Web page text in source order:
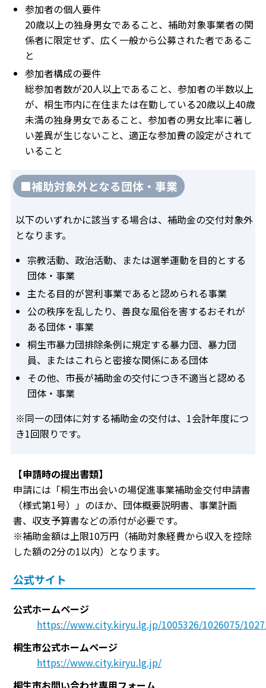
参加者の個人要件
20歳以上の独身男女であること、補助対象事業者の関
係者に限定せず、広く一般から公募された者であるこ
と
参加者構成の要件
総参加者数が20人以上であること、参加者の半数以上
が、桐生市内に在住または在勤している20歳以上40歳
未満の独身男女であること、参加者の男女比率に著し
い差異が生じないこと、適正な参加費の設定がされて
いること
■補助対象外となる団体・事業
以下のいずれかに該当する場合は、補助金の交付対象外
となります。
宗教活動、政治活動、または選挙運動を目的とする
団体・事業
主たる目的が営利事業であると認められる事業
公の秩序を乱したり、善良な風俗を害するおそれが
ある団体・事業
桐生市暴力団排除条例に規定する暴力団、暴力団
員、またはこれらと密接な関係にある団体
その他、市長が補助金の交付につき不適当と認める
団体・事業
※同一の団体に対する補助金の交付は、1会計年度につ
き1回限りです。
【申請時の提出書類】
申請には「桐生市出会いの場促進事業補助金交付申請書
（様式第1号）」のほか、団体概要説明書、事業計画
書、収支予算書などの添付が必要です。
※補助金額は上限10万円（補助対象経費から収入を控除
した額の2分の1以内）となります。
公式サイト
公式ホームページ
https://www.city.kiryu.lg.jp/1005326/1026075/
桐生市公式ホームページ
https://www.city.kiryu.lg.jp/
桐生市お問い合わせ専用フォーム